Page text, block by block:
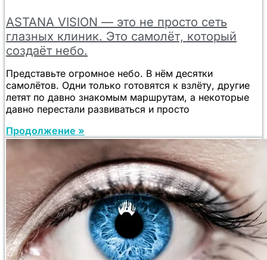
ASTANA VISION — это не просто сеть
глазных клиник. Это самолёт, который
создаёт небо.
Представьте огромное небо. В нём десятки
самолётов. Одни только готовятся к взлёту, другие
летят по давно знакомым маршрутам, а некоторые
давно перестали развиваться и просто
Продолжение »